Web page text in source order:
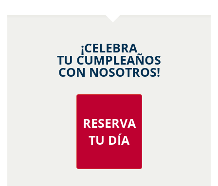
¡CELEBRA
TU CUMPLEAÑOS
CON NOSOTROS!
RESERVA
TU DÍA